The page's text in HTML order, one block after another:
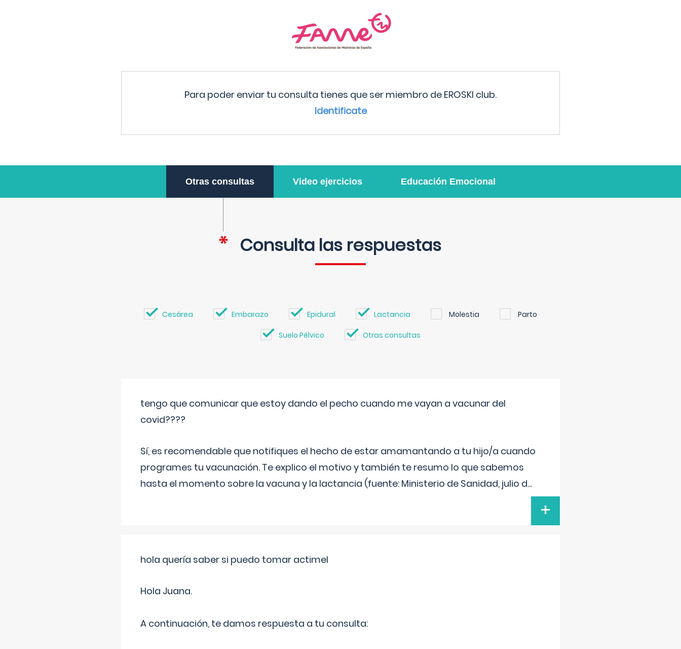
Para poder enviar tu consulta tienes que ser miembro de EROSKI club.
Identificate
Otras consultas Video ejercicios Educación Emocional
Consulta las respuestas
Cesárea Embarazo Epidural Lactancia Molestia Parto
Suelo Pélvico Otras consultas
tengo que comunicar que estoy dando el pecho cuando me vayan a vacunar del
covid????
Sí, es recomendable que notifiques el hecho de estar amamantando a tu hijo/a cuando
programes tu vacunación. Te explico el motivo y también te resumo lo que sabemos
hasta el momento sobre la vacuna y la lactancia (fuente: Ministerio de Sanidad, julio d...
+
hola quería saber si puedo tomar actimel
Hola Juana.
A continuación, te damos respuesta a tu consulta: